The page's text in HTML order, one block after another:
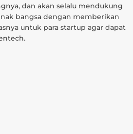
dan akan selalu mendukung
bangsa dengan memberikan
untuk para startup agar dapat